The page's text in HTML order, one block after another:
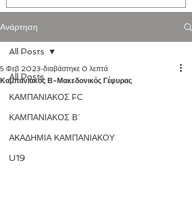
Ανάρτηση
All Posts
ΚΑΜΠΑΝΙΑΚΟΣ FC
ΚΑΜΠΑΝΙΑΚΟΣ Β΄
ΑΚΑΔΗΜΙΑ ΚΑΜΠΑΝΙΑΚΟΥ
U19
All Posts
Καμπανιακός Β-Μακεδονικός Γέφυρας
5 Φεβ 2023 διαβάστηκε 0 λεπτά